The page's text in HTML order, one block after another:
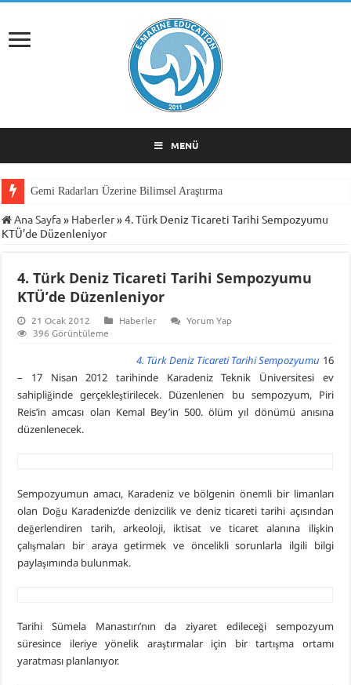
MENÜ
Gemi Radarları Üzerine Bilimsel Araştırma
Ana Sayfa» Haberler»4. Türk Deniz Ticareti Tarihi Sempozyumu
KTÜ’de Düzenleniyor
4. Türk Deniz Ticareti Tarihi Sempozyumu
KTÜ’de Düzenleniyor
21 Ocak 2012 Haberler
Yorum Yap
396 Görüntüleme
4. Türk Deniz Ticareti Tarihi Sempozyumu 16
– 17 Nisan 2012 tarihinde Karadeniz Teknik Üniversitesi ev
sahipliğinde gerçekleştirilecek. Düzenlenen bu sempozyum, Piri
Reis’in amcası olan Kemal Bey’in 500. ölüm yıl dönümü anısına
düzenlenecek.
Sempozyumun amacı, Karadeniz ve bölgenin önemli bir limanları
olan Doğu Karadeniz’de denizcilik ve deniz ticareti tarihi açısından
değerlendiren tarih, arkeoloji, iktisat ve ticaret alanına ilişkin
çalışmaları bir araya getirmek ve öncelikli sorunlarla ilgili bilgi
paylaşımında bulunmak.
Tarihi Sümela Manastırı’nın da ziyaret edileceği sempozyum
süresince ileriye yönelik araştırmalar için bir tartışma ortamı
yaratması planlanıyor.